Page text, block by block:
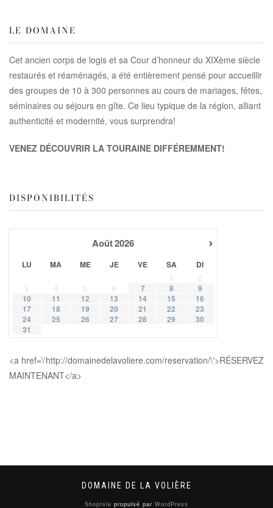
LE DOMAINE
Cet ancien corps de logis et sa Cour d’honneur du XIXème siècle
restaurés et réaménagés, a été entièrement pensé pour accueillir
des groupes de 10 à 300 personnes au cours de mariages, fêtes,
séminaires ou séjours en gîte. Ce lieu typique de la région, alliant
authenticité et modernité, vous surprendra!
VENEZ DÉCOUVRIR LA TOURAINE DIFFÉREMMENT!
DISPONIBILITÉS
›
Août2026
LU MA ME JE VE SA DI
1
2
3
4 5 6 7 8
9
10
11 12 13 14 15
16
17
18 19 20 21 22
23
24
25 26 27 28 29
30
31
<a href=\'http://domainedelavoliere.com/reservation/\'>RÉSERVEZ
MAINTENANT</a>
DOMAINE DE LA VOLIÈRE
ShopIsle propulsé par WordPress